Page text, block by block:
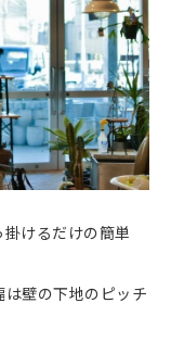
けるだけの簡単
壁の下地のピッチ